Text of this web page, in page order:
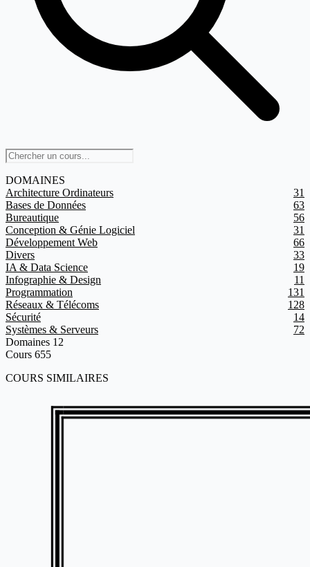
DOMAINES
Architecture Ordinateurs
31
Bases de Données
63
Bureautique
56
Conception & Génie Logiciel
31
Développement Web
66
Divers
33
IA & Data Science
19
Infographie & Design
11
Programmation
131
Réseaux & Télécoms
128
Sécurité
14
Systèmes & Serveurs
72
Domaines 12
Cours 655
COURS SIMILAIRES